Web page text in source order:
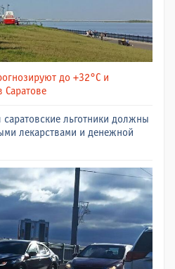
до +32°C и
Саратове
льготники должны
лекарствами и денежной